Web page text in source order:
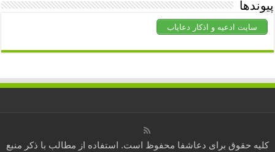
پیوندها
سایت ادعیه و اذکار دعایاب
کلیه حقوق برای دعاشفا محفوظ است. استفاده از مطالب با ذکر منبع